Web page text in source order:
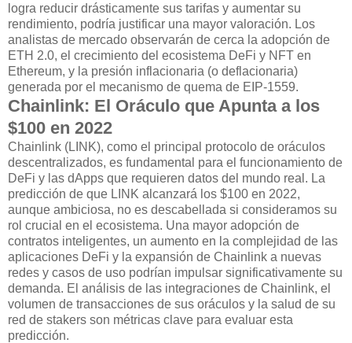
logra reducir drásticamente sus tarifas y aumentar su
rendimiento, podría justificar una mayor valoración. Los
analistas de mercado observarán de cerca la adopción de
ETH 2.0, el crecimiento del ecosistema DeFi y NFT en
Ethereum, y la presión inflacionaria (o deflacionaria)
generada por el mecanismo de quema de EIP-1559.
Chainlink: El Oráculo que Apunta a los
$100 en 2022
Chainlink (LINK), como el principal protocolo de oráculos
descentralizados, es fundamental para el funcionamiento de
DeFi y las dApps que requieren datos del mundo real. La
predicción de que LINK alcanzará los $100 en 2022,
aunque ambiciosa, no es descabellada si consideramos su
rol crucial en el ecosistema. Una mayor adopción de
contratos inteligentes, un aumento en la complejidad de las
aplicaciones DeFi y la expansión de Chainlink a nuevas
redes y casos de uso podrían impulsar significativamente su
demanda. El análisis de las integraciones de Chainlink, el
volumen de transacciones de sus oráculos y la salud de su
red de stakers son métricas clave para evaluar esta
predicción.